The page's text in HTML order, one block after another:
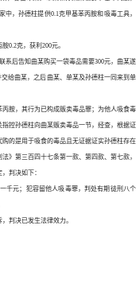
中，孙德柱提供0.1克甲基苯丙胺和吸毒工具，
胺0.2克，获利200元。
系后告知曲某购买一袋毒品需要300元，曲某遂
给曲某，之后曲某、单某及孙德柱一同来到单
胺，其行为已构成贩卖毒品罪；为他人吸食毒
控孙德柱向曲某贩卖毒品一节，经查，根据证
的是用于吸食的毒品且无证据证实孙德柱存在
》第三百四十七条第一款、第四款、第七款，
判决如下：
元；犯容留他人吸毒罪，判处有期徒刑八个
判决已发生法律效力。